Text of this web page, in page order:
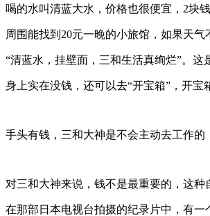
喝的水叫清蓝大水，价格也很便宜，2块钱
周围能找到20元一晚的小旅馆，如果天气
“清蓝水，挂壁面，三和生活真绚烂”。这
身上实在没钱，还可以去“开宝箱”，开宝
手头有钱，三和大神是不会主动去工作的
对三和大神来说，钱不是最重要的，这种
在那部日本电视台拍摄的纪录片中，有一